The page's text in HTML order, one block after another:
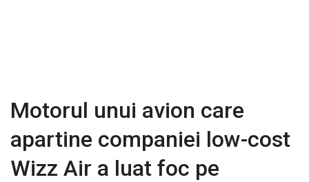
Motorul unui avion care
apartine companiei low-cost
Wizz Air a luat foc pe